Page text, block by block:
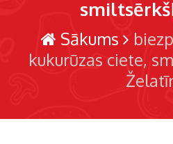
Sākums
kukurūzas ciete